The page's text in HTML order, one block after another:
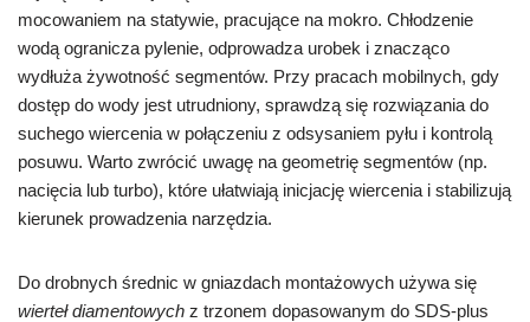
mocowaniem na statywie, pracujące na mokro. Chłodzenie
wodą ogranicza pylenie, odprowadza urobek i znacząco
wydłuża żywotność segmentów. Przy pracach mobilnych, gdy
dostęp do wody jest utrudniony, sprawdzą się rozwiązania do
suchego wiercenia w połączeniu z odsysaniem pyłu i kontrolą
posuwu. Warto zwrócić uwagę na geometrię segmentów (np.
nacięcia lub turbo), które ułatwiają inicjację wiercenia i stabilizują
kierunek prowadzenia narzędzia.
Do drobnych średnic w gniazdach montażowych używa się
wierteł diamentowych z trzonem dopasowanym do SDS-plus